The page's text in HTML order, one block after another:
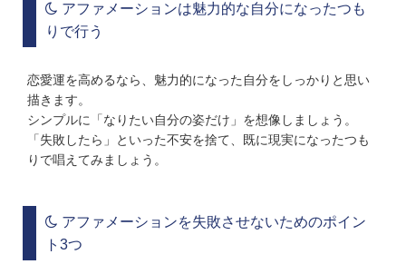
アファメーションは魅力的な自分になったつも
りで行う
恋愛運を高めるなら、魅力的になった自分をしっかりと思い
描きます。
シンプルに「なりたい自分の姿だけ」を想像しましょう。
「失敗したら」といった不安を捨て、既に現実になったつも
りで唱えてみましょう。
アファメーションを失敗させないためのポイン
ト3つ